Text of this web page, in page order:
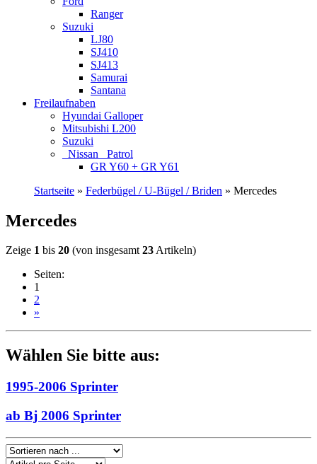
Ranger
Suzuki
LJ80
SJ410
SJ413
Samurai
Santana
Freilaufnaben
Hyundai Galloper
Mitsubishi L200
Suzuki
_Nissan_ Patrol
GR Y60 + GR Y61
Startseite » Federbügel / U-Bügel / Briden » Mercedes
Mercedes
Zeige 1 bis 20 (von insgesamt23Artikeln)
Seiten:
1
2
»
Wählen Sie bitte aus:
1995-2006 Sprinter
ab Bj 2006 Sprinter